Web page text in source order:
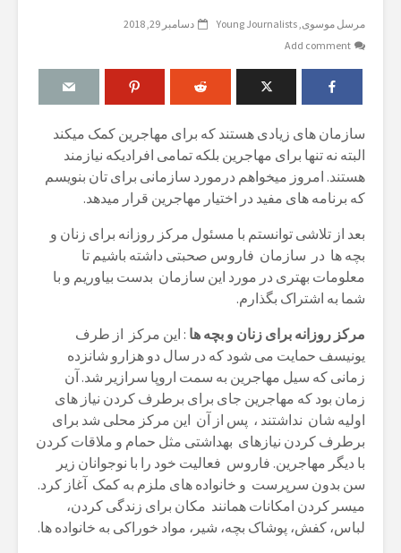
مرسل موسوی Young Journalists
دسامبر 29, 2018
Add comment
سازمان های زیادی هستند که برای مهاجرین کمک میکند
البته نه تنها برای مهاجرین بلکه تمامی افرادیکه نیازمند
هستند. امروز میخواهم درمورد سازمانی برای تان بنویسم
که برنامه های مفید در اختیار مهاجرین قرار میدهد.
بعد از تلاشی توانستم با مسئول مرکز روزانه برای زنان و
بچه ها در سازمان فاروس صحبتی داشته باشیم تا
معلومات بهتری در مورد این سازمان بدست بیاوریم و با
شما به اشتراک بگذارم.
مرکز روزانه برای زنان و بچه ها : این مرکز از طرف
یونیسف حمایت می شود که در سال دو هزارو شانزده
زمانی که سیل مهاجرین به سمت اروپا سرازیر شد. آن
زمان بود که مهاجرین جای برای برطرف کردن نیاز های
اولیه شان نداشتند ، پس از آن این مرکز محلی شد برای
برطرف کردن نیازهای بهداشتی مثل حمام و ملاقات کردن
با دیگر مهاجرین. فاروس فعالیت خود را با نوجوانان زیر
سن بدون سرپرست و خانواده های ملزم به کمک آغاز کرد.
میسر کردن امکانات همانند مکان برای زندگی کردن،
لباس، کفش، پوشاک بچه، شیر، مواد خوراکی به خانواده ها.